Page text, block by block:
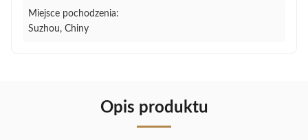
Miejsce pochodzenia:
Suzhou, Chiny
Opis produktu